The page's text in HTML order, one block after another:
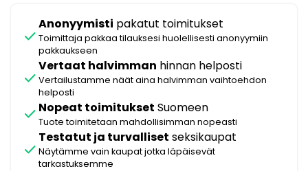
check
Anonyymisti pakatut toimitukset
Toimittaja pakkaa tilauksesi huolellisesti anonyymiin
pakkaukseen
check
Vertaat halvimman hinnan helposti
Vertailustamme näät aina halvimman vaihtoehdon
helposti
check Nopeat toimitukset Suomeen
Tuote toimitetaan mahdollisimman nopeasti
check
Testatut ja turvalliset seksikaupat
Näytämme vain kaupat jotka läpäisevät
tarkastuksemme